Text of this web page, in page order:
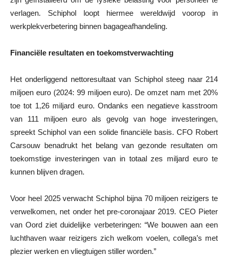
verlagen. Schiphol loopt hiermee wereldwijd voorop in
werkplekverbetering binnen bagageafhandeling.
Financiële resultaten en toekomstverwachting
Het onderliggend nettoresultaat van Schiphol steeg naar 214
miljoen euro (2024: 99 miljoen euro). De omzet nam met 20%
toe tot 1,26 miljard euro. Ondanks een negatieve kasstroom
van 111 miljoen euro als gevolg van hoge investeringen,
spreekt Schiphol van een solide financiële basis. CFO Robert
Carsouw benadrukt het belang van gezonde resultaten om
toekomstige investeringen van in totaal zes miljard euro te
kunnen blijven dragen.
Voor heel 2025 verwacht Schiphol bijna 70 miljoen reizigers te
verwelkomen, net onder het pre-coronajaar 2019. CEO Pieter
van Oord ziet duidelijke verbeteringen: “We bouwen aan een
luchthaven waar reizigers zich welkom voelen, collega’s met
plezier werken en vliegtuigen stiller worden.”